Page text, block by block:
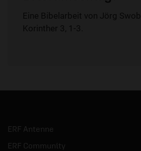
Eine Bibelarbeit von Jörg
Korinther 3, 1-3.
ERF Antenne
ERF Community